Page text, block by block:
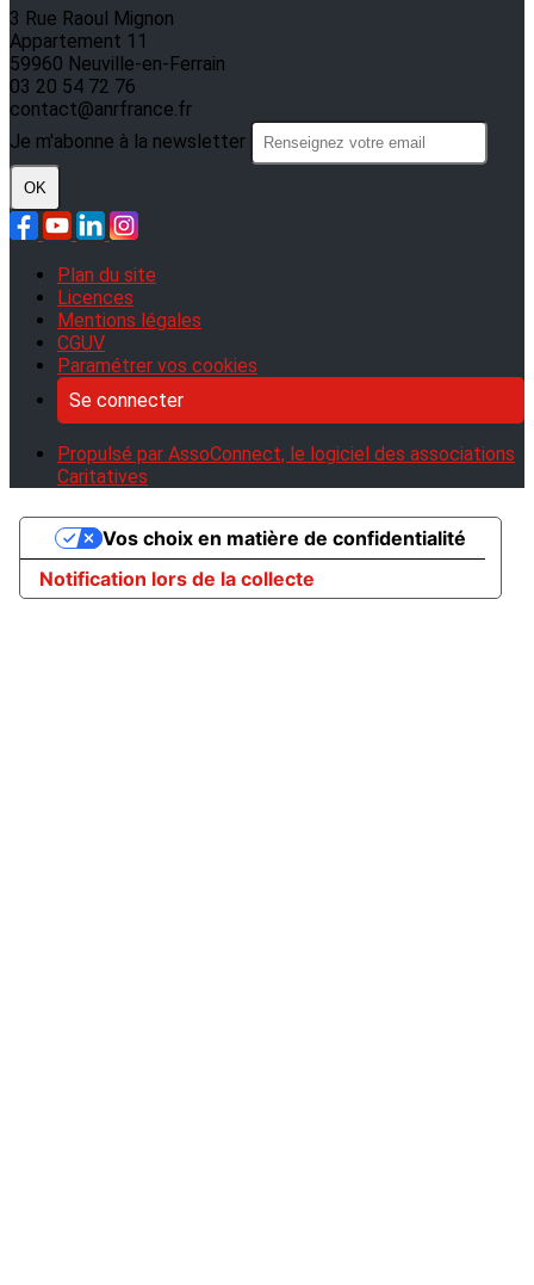
3 Rue Raoul Mignon
Appartement 11
59960 Neuville-en-Ferrain
03 20 54 72 76
contact@anrfrance.fr
Je m'abonne à la newsletter
OK
Plan du site
Licences
Mentions légales
CGUV
Paramétrer vos cookies
Se connecter
Propulsé par AssoConnect, le logiciel des associations
Caritatives
Notification lors de la collecte
Vos choix en matière de confidentialité